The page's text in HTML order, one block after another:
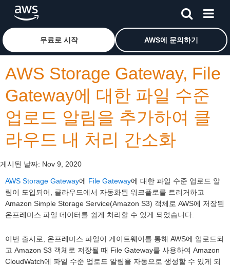
메인 콘텐츠로 건너뛰기Amazon Web Services 홈 페이지로 돌아가려면 여기를 클
무료로 시작 AWS에 문의하기
AWS Storage Gateway, File
Gateway에 대한 파일 수준
업로드 알림을 추가하여 클
라우드 내 처리 간소화
게시된 날짜: Nov 9, 2020
AWS Storage Gateway에 File Gateway에 대한 파일 수준 업로드 알
림이 도입되어, 클라우드에서 자동화된 워크플로를 트리거하고
Amazon Simple Storage Service(Amazon S3) 객체로 AWS에 저장된
온프레미스 파일 데이터를 쉽게 처리할 수 있게 되었습니다.
이번 출시로, 온프레미스 파일이 게이트웨이를 통해 AWS에 업로드되
고 Amazon S3 객체로 저장될 때 File Gateway를 사용하여 Amazon
CloudWatch에 파일 수준 업로드 알림을 자동으로 생성할 수 있게 되